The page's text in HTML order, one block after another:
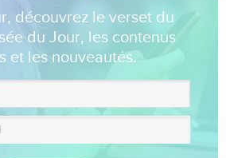
découvrez le verset du
du Jour, les contenus
et les nouveautés.